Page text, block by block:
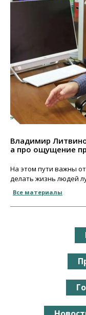
Владимир
а про ощущение
На этом пути важны
делать жизнь людей
Все материалы